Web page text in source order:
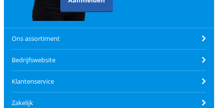
Ons assortiment
Bedrijfswebsite
Klantenservice
Zakelijk